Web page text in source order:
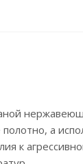
а
к